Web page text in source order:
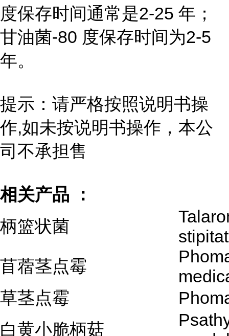
度保存时间通常是2-25 年；
甘油菌-80 度保存时间为2-5
年。
提示：请严格按照说明书操
作,如未按说明书操作，本公
司不承担售
相关产品 ：
柄篮状菌
苜蓿茎点霉
草茎点霉
白黄小脆柄菇